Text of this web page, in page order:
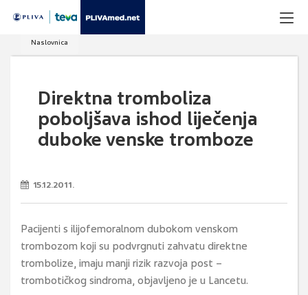
Naslovnica
Direktna tromboliza
poboljšava ishod liječenja
duboke venske tromboze
15.12.2011.
Pacijenti s ilijofemoralnom dubokom venskom
trombozom koji su podvrgnuti zahvatu direktne
trombolize, imaju manji rizik razvoja post –
trombotičkog sindroma, objavljeno je u Lancetu.